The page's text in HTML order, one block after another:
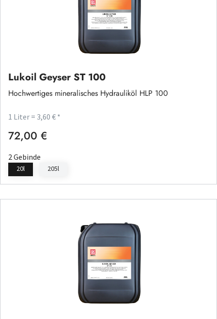
Lukoil Geyser ST 100
Hochwertiges mineralisches Hydrauliköl HLP 100
1 Liter = 3,60 € *
Regulärer Preis:
72,00 €
2 Gebinde
20l 205l